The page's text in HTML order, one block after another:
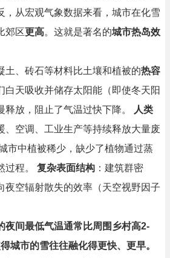
，从宏观气象数据来看，城市在化雪
郊区更高。这就是著名的城市热岛效
土、砖石等材料比土壤和植被的热容
白天吸收并储存太阳能（即使冬天阳
释放，阻止了气温过快下降。
人类
、空调、工业生产等持续释放大量废
城市中植被稀少，缺少了植物通过蒸
过程。 复杂表面结构 ：建筑群密
夜空辐射散失的效率（天空视野因子
夜间最低气温通常比周围乡村高2-
城市的雪往往融化得更快、更早。